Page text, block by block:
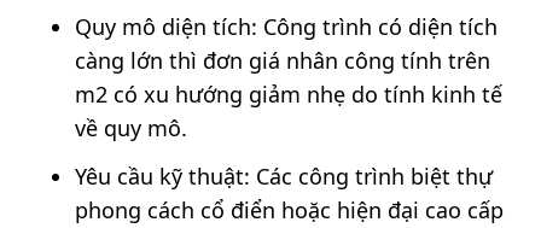
Quy mô diện tích: Công trình có diện tích
càng lớn thì đơn giá nhân công tính trên
m2 có xu hướng giảm nhẹ do tính kinh tế
về quy mô.
Yêu cầu kỹ thuật: Các công trình biệt thự
phong cách cổ điển hoặc hiện đại cao cấp